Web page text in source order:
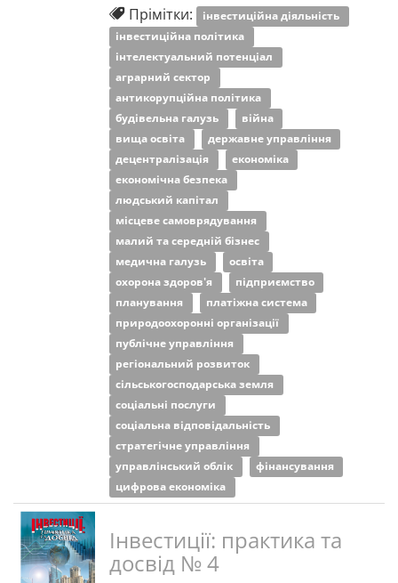
Прімітки: інвестиційна діяльність
інвестиційна політика
інтелектуальний потенціал
аграрний сектор
антикорупційна політика
будівельна галузь
війна
вища освіта
державне управління
децентралізація
економіка
економічна безпека
людський капітал
місцеве самоврядування
малий та середній бізнес
медична галузь
освіта
охорона здоров'я
підприємство
планування
платіжна система
природоохоронні організації
публічне управління
регіональний розвиток
сільськогосподарська земля
соціальні послуги
соціальна відповідальність
стратегічне управління
управлінський облік
фінансування
цифрова економіка
Інвестиції: практика та
досвід № 4